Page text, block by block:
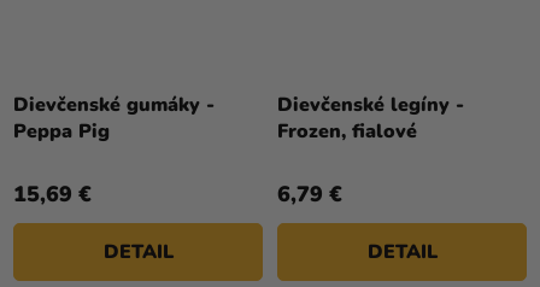
Dievčenské gumáky -
Peppa Pig
15,69 €
DETAIL
Dievčenské legíny -
Frozen, fialové
6,79 €
DETAIL